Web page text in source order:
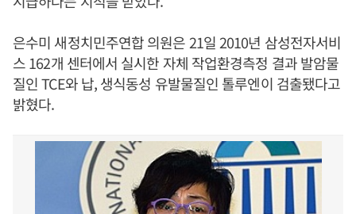
은수미 새정치민주연합 의원은 21일 2010년 삼성전자서비
스 162개 센터에서 실시한 자체 작업환경측정 결과 발암물
질인 TCE와 납, 생식동성 유발물질인 톨루엔이 검출됐다고
밝혔다.